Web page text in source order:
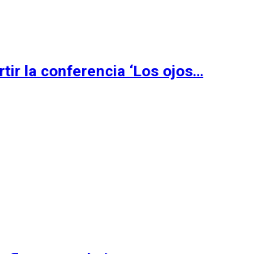
la conferencia ‘Los ojos…